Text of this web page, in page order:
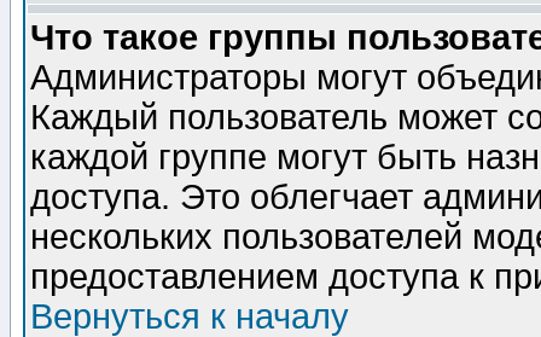
Что такое группы
Администраторы могут
Каждый пользователь может
каждой группе могут быть
доступа. Это облегчает
нескольких пользователей
предоставлением доступа к
Вернуться к началу